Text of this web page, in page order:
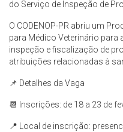
do Serviço de Inspeção de
O CODENOP-PR abriu um
para Médico Veterinário para
inspeção e fiscalização de
atribuições relacionadas à
📌 Detalhes da Vaga
📆 Inscrições: de 18 a 23 de
📍 Local de inscrição: